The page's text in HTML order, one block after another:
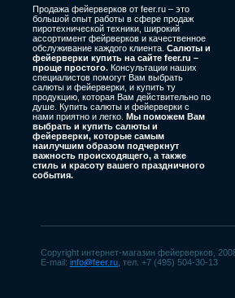
Продажа фейерверков от feer.ru – это
большой опыт работы в сфере продаж
пиротехнической техники, широкий
ассортимент фейрверков и качественное
обслуживание каждого клиента. Салюты и
фейерверки купить на сайте feer.ru –
проще простого. Консультации наших
специалистов помогут Вам выбрать
салюты и фейерверки, и купить ту
продукцию, которая Вам действительно по
душе. Купить салюты и фейерверки с
нами приятно и легко. Мы поможем Вам
выбрать и купить салюты и
фейерверки, которые самым
наилучшим образом подчеркнут
важность происходящего, а также
стиль и красоту вашего праздничного
события.
Copyright интернет-магазин фейерверков,
E-mail: info@feer.ru , тел. +7 (495) 504-30-13